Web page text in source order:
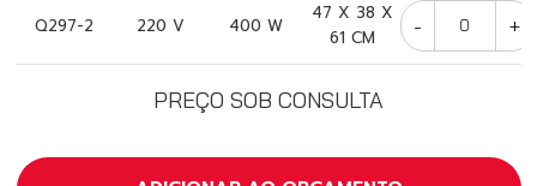
Q297-2 220 V 400 W
47 X 38 X
61 CM
- +
PREÇO SOB CONSULTA